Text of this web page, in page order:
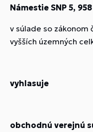
Námestie SNP 5,
v súlade so zákonom
vyšších územných
vyhlasuje
obchodnú verejnú